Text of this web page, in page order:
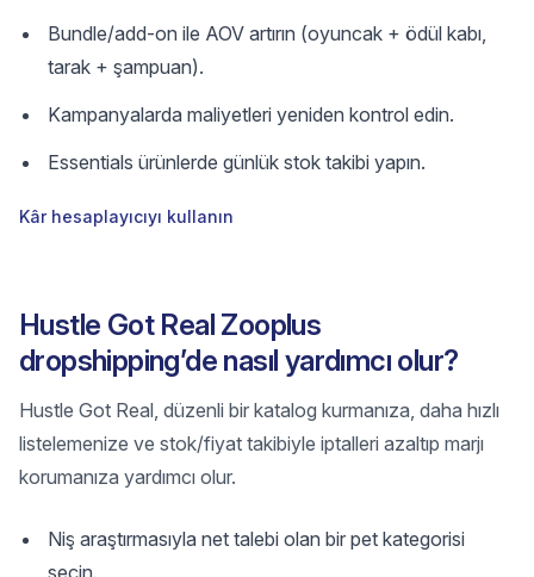
Bundle/add-on ile AOV artırın (oyuncak + ödül kabı,
tarak + şampuan).
Kampanyalarda maliyetleri yeniden kontrol edin.
Essentials ürünlerde günlük stok takibi yapın.
Kâr hesaplayıcıyı kullanın
Hustle Got Real Zooplus
dropshipping’de nasıl yardımcı olur?
Hustle Got Real, düzenli bir katalog kurmanıza, daha hızlı
listelemenize ve stok/fiyat takibiyle iptalleri azaltıp marjı
korumanıza yardımcı olur.
Niş araştırmasıyla net talebi olan bir pet kategorisi
seçin.